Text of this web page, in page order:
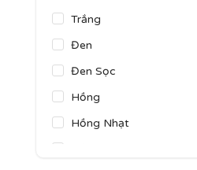
25
26
27
28
29
Trắng
Đen
Đen Sọc
Hồng
Hồng Nhạt